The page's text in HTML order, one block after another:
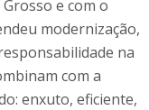
e com o
modernização,
na
com a
enxuto, eficiente,